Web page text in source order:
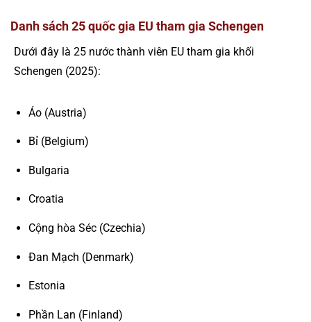
Danh sách 25 quốc gia EU tham gia Schengen
Dưới đây là 25 nước thành viên EU tham gia khối
Schengen (2025):
Áo (Austria)
Bỉ (Belgium)
Bulgaria
Croatia
Cộng hòa Séc (Czechia)
Đan Mạch (Denmark)
Estonia
Phần Lan (Finland)